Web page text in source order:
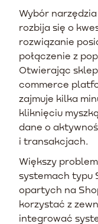
Wybór
rozbija się o
rozwiązanie
połączenie z
Otwierając
commerce
zajmuje kilka
kliknięciu
dane o
i transakcjach.
Większy
systemach typu
opartych na
korzystać z
integrować